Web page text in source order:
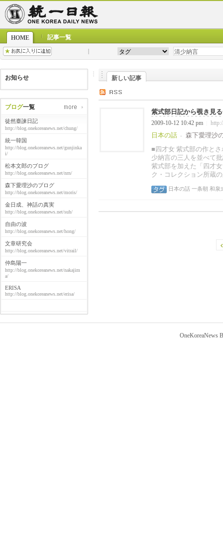
HOME 記事一覧
お知らせ
ブログ一覧
徒然臺諫日記
http://blog.onekoreanews.net/chung/
統一韓国
http://blog.onekoreanews.net/gunjinka
i/
松本文郎のブログ
http://blog.onekoreanews.net/nrn/
森下愛理沙のブログ
http://blog.onekoreanews.net/moris/
金日成、神話の真実
http://blog.onekoreanews.net/suh/
自由の波
http://blog.onekoreanews.net/hong/
文章研究会
http://blog.onekoreanews.net/vitrail/
仲島陽一
http://blog.onekoreanews.net/nakajim
a/
ERISA
http://blog.onekoreanews.net/erisa/
新しい記事
紫式部日記から覗き見
2009-10-12 10:42 pm
日本の話 -
森下愛理沙
■四才女 紫式部の作と
少納言の三人を並べて
紫式部を加えた「四才
ク・コレクション所蔵
日本の話 一条朝 和泉
OneKoreaNews